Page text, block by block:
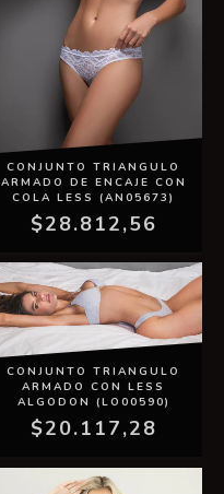
CONJUNTO TRIANGULO
ARMADO DE ENCAJE CON
COLA LESS (AN05673)
$28.812,56
CONJUNTO TRIANGULO
ARMADO CON LESS
ALGODON (LO00590)
$20.117,28